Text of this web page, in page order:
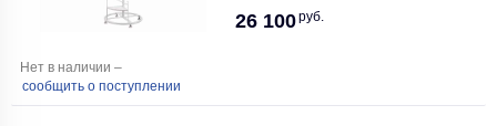
26 100руб.
Нет в наличии –
сообщить о поступлении